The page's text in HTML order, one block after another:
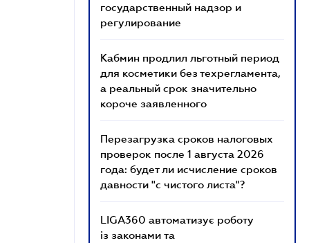
государственный надзор и
регулирование
Кабмин продлил льготный период
для косметики без техрегламента,
а реальный срок значительно
короче заявленного
Перезагрузка сроков налоговых
проверок после 1 августа 2026
года: будет ли исчисление сроков
давности "с чистого листа"?
LIGA360 автоматизує роботу
із законами та